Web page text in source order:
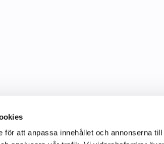
för att anpassa innehållet och annonserna
Information